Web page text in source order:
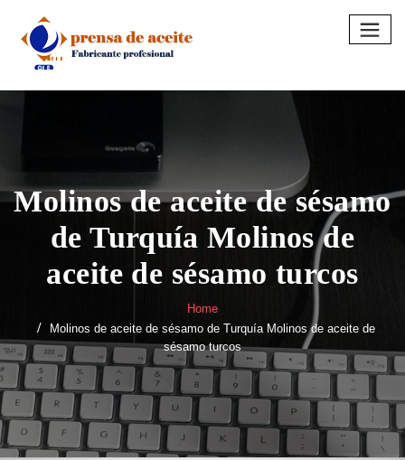
content
Molinos de aceite de sésamo
de Turquía Molinos de
aceite de sésamo turcos
Home
Molinos de aceite de sésamo de Turquía Molinos de aceite de
sésamo turcos